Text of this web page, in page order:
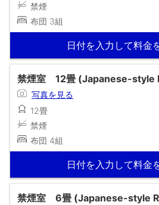
禁煙
布団 3組
日付を入力して料金
禁煙室 12畳 (Japanese-style
写真を見る
12畳
禁煙
布団 4組
日付を入力して料金
禁煙室 6畳 (Japanese-style